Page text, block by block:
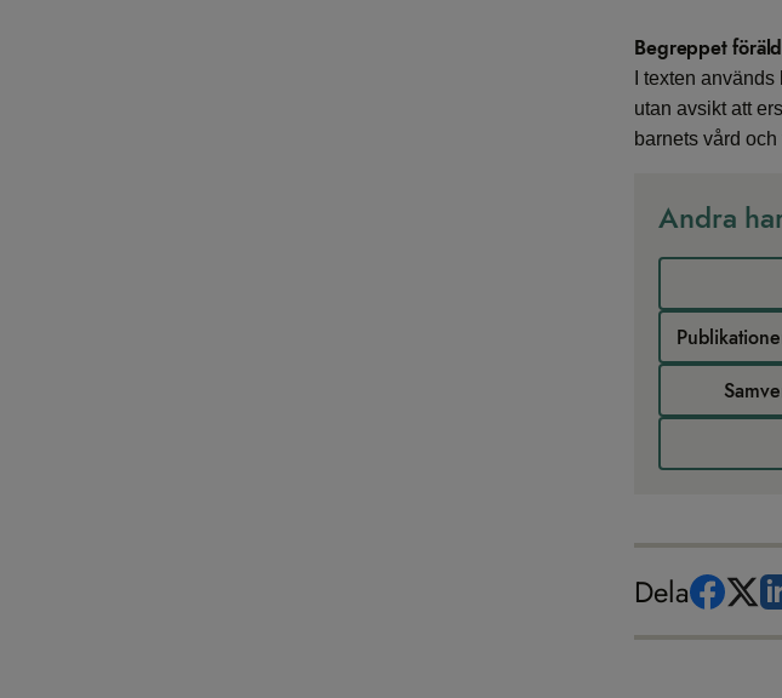
Begreppet
I texten
utan avsikt att
barnets vård
Andra
Dela